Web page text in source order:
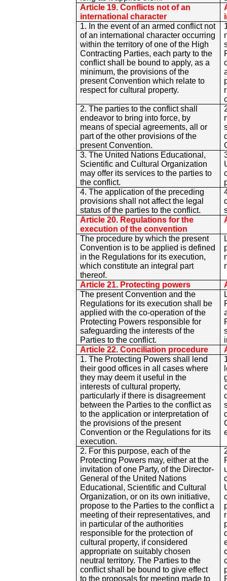
Article 19. Conflicts not of an
international character
1. In the event of an armed conflict not
of an international character occurring
within the territory of one of the High
Contracting Parties, each party to the
conflict shall be bound to apply, as a
minimum, the provisions of the
present Convention which relate to
respect for cultural property.
2. The parties to the conflict shall
endeavor to bring into force, by
means of special agreements, all or
part of the other provisions of the
present Convention.
3. The United Nations Educational,
Scientific and Cultural Organization
may offer its services to the parties to
the conflict.
4. The application of the preceding
provisions shall not affect the legal
status of the parties to the conflict.
Article 20. Regulations for the
execution of the convention
The procedure by which the present
Convention is to be applied is defined
in the Regulations for its execution,
which constitute an integral part
thereof.
Article 21. Protecting powers
The present Convention and the
Regulations for its execution shall be
applied with the co-operation of the
Protecting Powers responsible for
safeguarding the interests of the
Parties to the conflict.
Article 22. Conciliation procedure
1. The Protecting Powers shall lend
their good offices in all cases where
they may deem it useful in the
interests of cultural property,
particularly if there is disagreement
between the Parties to the conflict as
to the application or interpretation of
the provisions of the present
Convention or the Regulations for its
execution.
2. For this purpose, each of the
Protecting Powers may, either at the
invitation of one Party, of the Director-
General of the United Nations
Educational, Scientific and Cultural
Organization, or on its own initiative,
propose to the Parties to the conflict a
meeting of their representatives, and
in particular of the authorities
responsible for the protection of
cultural property, if considered
appropriate on suitably chosen
neutral territory. The Parties to the
conflict shall be bound to give effect
to the proposals for meeting made to